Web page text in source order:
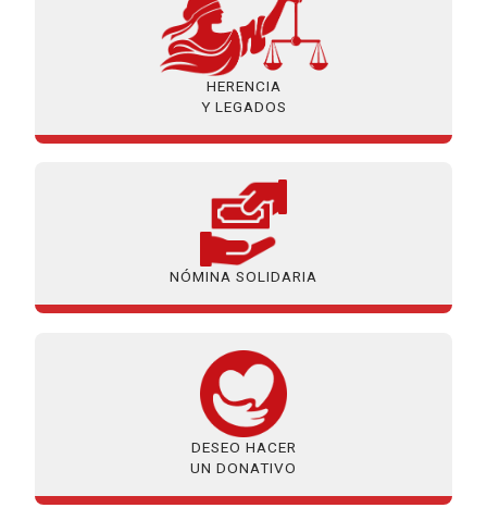
HERENCIA
Y LEGADOS
NÓMINA SOLIDARIA
DESEO HACER
UN DONATIVO